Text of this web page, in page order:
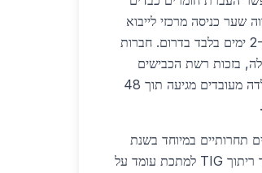
שער כניסה מרכזי לייבוא
מתכות, מקצרת זמני משלוח מ-7 ימים במרכז ל-2-3 ימים בלבד בדרום. חברות
של כ-15% בעלויות הובלה, בזכות רשת הכבישים
המשודרגת בשנת 2026. לדוגמה, הזמנת לוחות פלדה מעובדים מגיעה תוך 48
תחרותיים במיוחד בשנת
2026. בעוד שבאזור המרכז, כמו בתל אביב, מחיר ריתוך TIG למתכת עומד על